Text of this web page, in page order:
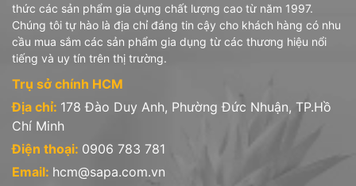
thức các sản phẩm gia dụng chất lượng cao từ năm 1997.
Chúng tôi tự hào là địa chỉ đáng tin cậy cho khách hàng có nhu
cầu mua sắm các sản phẩm gia dụng từ các thương hiệu nổi
tiếng và uy tín trên thị trường.
Trụ sở chính HCM
Địa chỉ: 178 Đào Duy Anh, Phường Đức Nhuận, TP.Hồ
Chí Minh
Điện thoại: 0906 783 781
Email: hcm@sapa.com.vn